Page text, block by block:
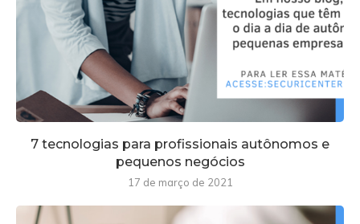
7 tecnologias para profissionais autônomos e
pequenos negócios
17 de março de 2021